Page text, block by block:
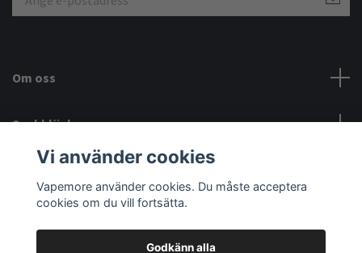
Om oss
Snabblänkar
Sociala medier
Vi använder cookies
Vapemore använder cookies. Du måste acceptera
cookies om du vill fortsätta.
Godkänn alla